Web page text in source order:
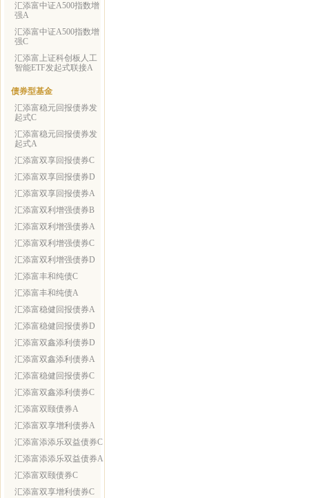
汇添富中证A500指数增
强A
汇添富中证A500指数增
强C
汇添富上证科创板人工
智能ETF发起式联接A
债券型基金
汇添富稳元回报债券发
起式C
汇添富稳元回报债券发
起式A
汇添富双享回报债券C
汇添富双享回报债券D
汇添富双享回报债券A
汇添富双利增强债券B
汇添富双利增强债券A
汇添富双利增强债券C
汇添富双利增强债券D
汇添富丰和纯债C
汇添富丰和纯债A
汇添富稳健回报债券A
汇添富稳健回报债券D
汇添富双鑫添利债券D
汇添富双鑫添利债券A
汇添富稳健回报债券C
汇添富双鑫添利债券C
汇添富双颐债券A
汇添富双享增利债券A
汇添富添添乐双益债券C
汇添富添添乐双益债券A
汇添富双颐债券C
汇添富双享增利债券C